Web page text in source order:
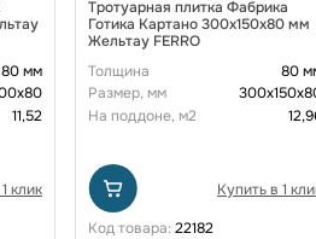
80 мм
11,52
клик
Тротуарная плитка Фабрика
Готика Картано 300х150х80 мм
Жельтау FERRO
Толщина
80
Размер, мм
На поддоне, м2
Купить в 1
Код товара: 22182